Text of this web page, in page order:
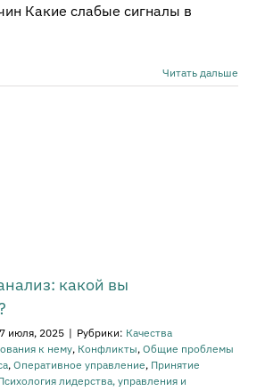
Какие слабые сигналы в
Читать дальше
какой вы
7 июля, 2025 | Рубрики: Качества
к нему, Конфликты, Общие проблемы
, Оперативное управление, Принятие
лидерства, управления и